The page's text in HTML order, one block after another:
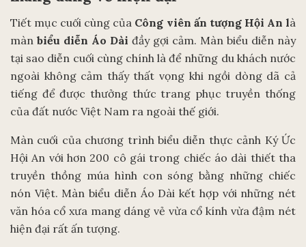
Tiết mục cuối cùng của Công viên ấn tượng Hội An là
màn biểu diễn Áo Dài đầy gợi cảm. Màn biểu diễn này
tại sao diễn cuối cùng chính là để những du khách nước
ngoài không cảm thấy thất vọng khi ngồi dòng dã cả
tiếng để được thưởng thức trang phục truyền thống
của đất nước Việt Nam ra ngoài thế giới.
Màn cuối của chương trình biểu diễn thực cảnh Ký Ức
Hội An với hơn 200 cô gái trong chiếc áo dài thiết tha
truyền thồng múa hình con sóng bằng những chiếc
nón Việt. Màn biểu diễn Áo Dài kết hợp với những nét
văn hóa cổ xưa mang dáng vẻ vừa cổ kính vừa đậm nét
hiện đại rất ấn tượng.